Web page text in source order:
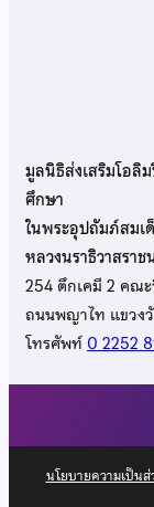
มูลนิธิส่งเสริมโอลิ
ศึกษา
ในพระอุปถัมภ์สมเ
หลวงนราธิวาสรา
254 ตึกเคมี 2 คณ
ถนนพญาไท แขวง
โทรศัพท์0 2252
นโยบายความเป็น